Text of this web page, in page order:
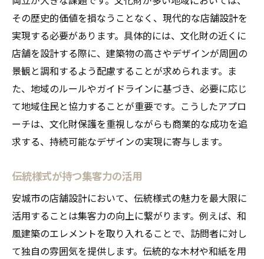
その歴史的価値を損なうことなく、現代的な店舗設計を
実現する必要があります。具体的には、文化財の近くに
店舗を設計する際に、建築物の高さやデザインが周囲の
景観と調和するよう配慮することが求められます。ま
た、地域のルールやガイドラインに基づき、必要に応じ
て地域住民と協力することが重要です。こうしたアプロ
ーチは、文化財保護を重視しながらも商業的な成功を追
求する、持続可能なデザインの実現に寄与します。
伝統様式が持つ集客力の活用
安城市の店舗設計において、伝統様式の魅力を最大限に
活用することは集客力の向上に繋がります。例えば、和
風建築のエレメントを取り入れることで、訪問者に対し
て独自の雰囲気を提供します。伝統的な木材や和紙を用